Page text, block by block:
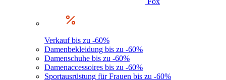
Verkauf bis zu -60%
Damenbekleidung bis zu -60%
Damenschuhe bis zu -60%
Damenaccessoires bis zu -60%
Sportausrüstung für Frauen bis zu -60%